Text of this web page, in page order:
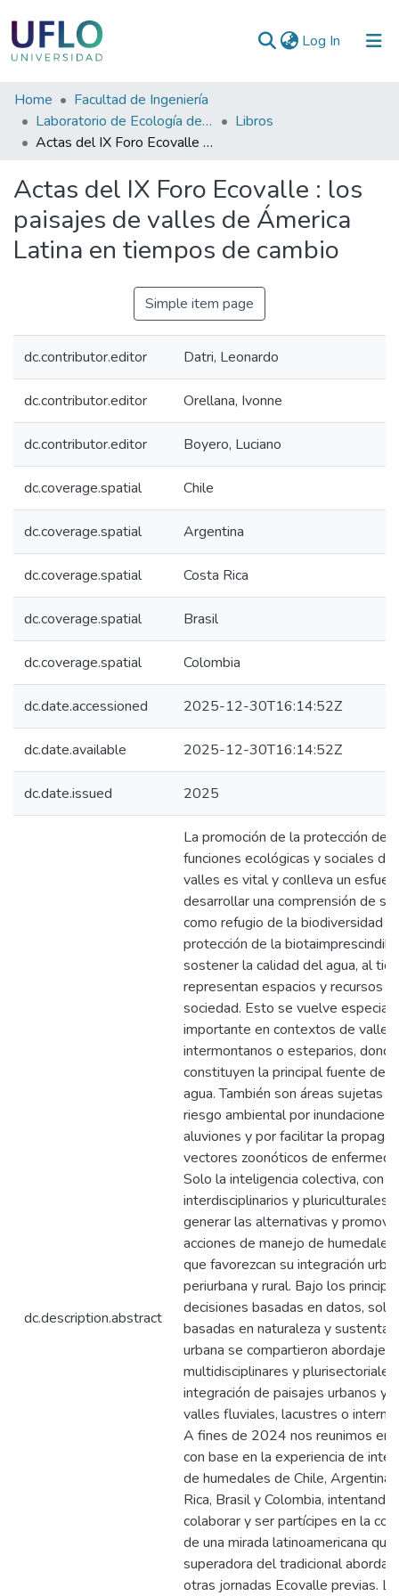
Log In (current)
Communities
&
Collections
All of RIUFLO
Statistics
Home
Facultad de Ingeniería
Laboratorio de Ecología de Bordes
Libros
Actas del IX Foro Ecovalle : los paisajes de valles de Ámerica Latina en tiempos de cambio
Actas del IX Foro Ecovalle : los
paisajes de valles de Ámerica
Latina en tiempos de cambio
Simple item page
dc.contributor.editor Datri, Leonardo
dc.contributor.editor Orellana, Ivonne
dc.contributor.editor Boyero, Luciano
dc.coverage.spatial Chile
dc.coverage.spatial Argentina
dc.coverage.spatial Costa Rica
dc.coverage.spatial Brasil
dc.coverage.spatial Colombia
dc.date.accessioned 2025-12-30T16:14:52Z
dc.date.available 2025-12-30T16:14:52Z
dc.date.issued 2025
dc.description.abstract
La promoción de la protección de
funciones ecológicas y sociales de
valles es vital y conlleva un
desarrollar una comprensión de su
como refugio de la biodiversidad y
protección de la
sostener la calidad del agua, al
representan espacios y recursos
sociedad. Esto se vuelve
importante en contextos de valles
intermontanos o esteparios, donde
constituyen la principal fuente de
agua. También son áreas sujetas a
riesgo ambiental por inundaciones,
aluviones y por facilitar la
vectores zoonóticos de
Solo la inteligencia colectiva, con
interdisciplinarios y pluriculturales,
generar las alternativas y
acciones de manejo de
que favorezcan su integración
periurbana y rural. Bajo los
decisiones basadas en datos,
basadas en naturaleza y
urbana se compartieron abordajes
multidisciplinares y
integración de paisajes urbanos y
valles fluviales, lacustres o
A fines de 2024 nos reunimos en
con base en la experiencia de
de humedales de Chile, Argentina,
Rica, Brasil y Colombia, intentando
colaborar y ser partícipes en la
de una mirada latinoamericana
superadora del tradicional
otras jornadas Ecovalle previas.